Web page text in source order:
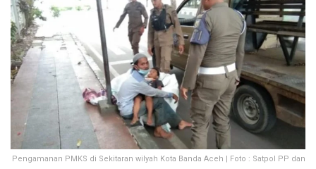
Pengamanan PMKS di Sekitaran wilyah Kota Banda Aceh | Foto : Satpol PP dan